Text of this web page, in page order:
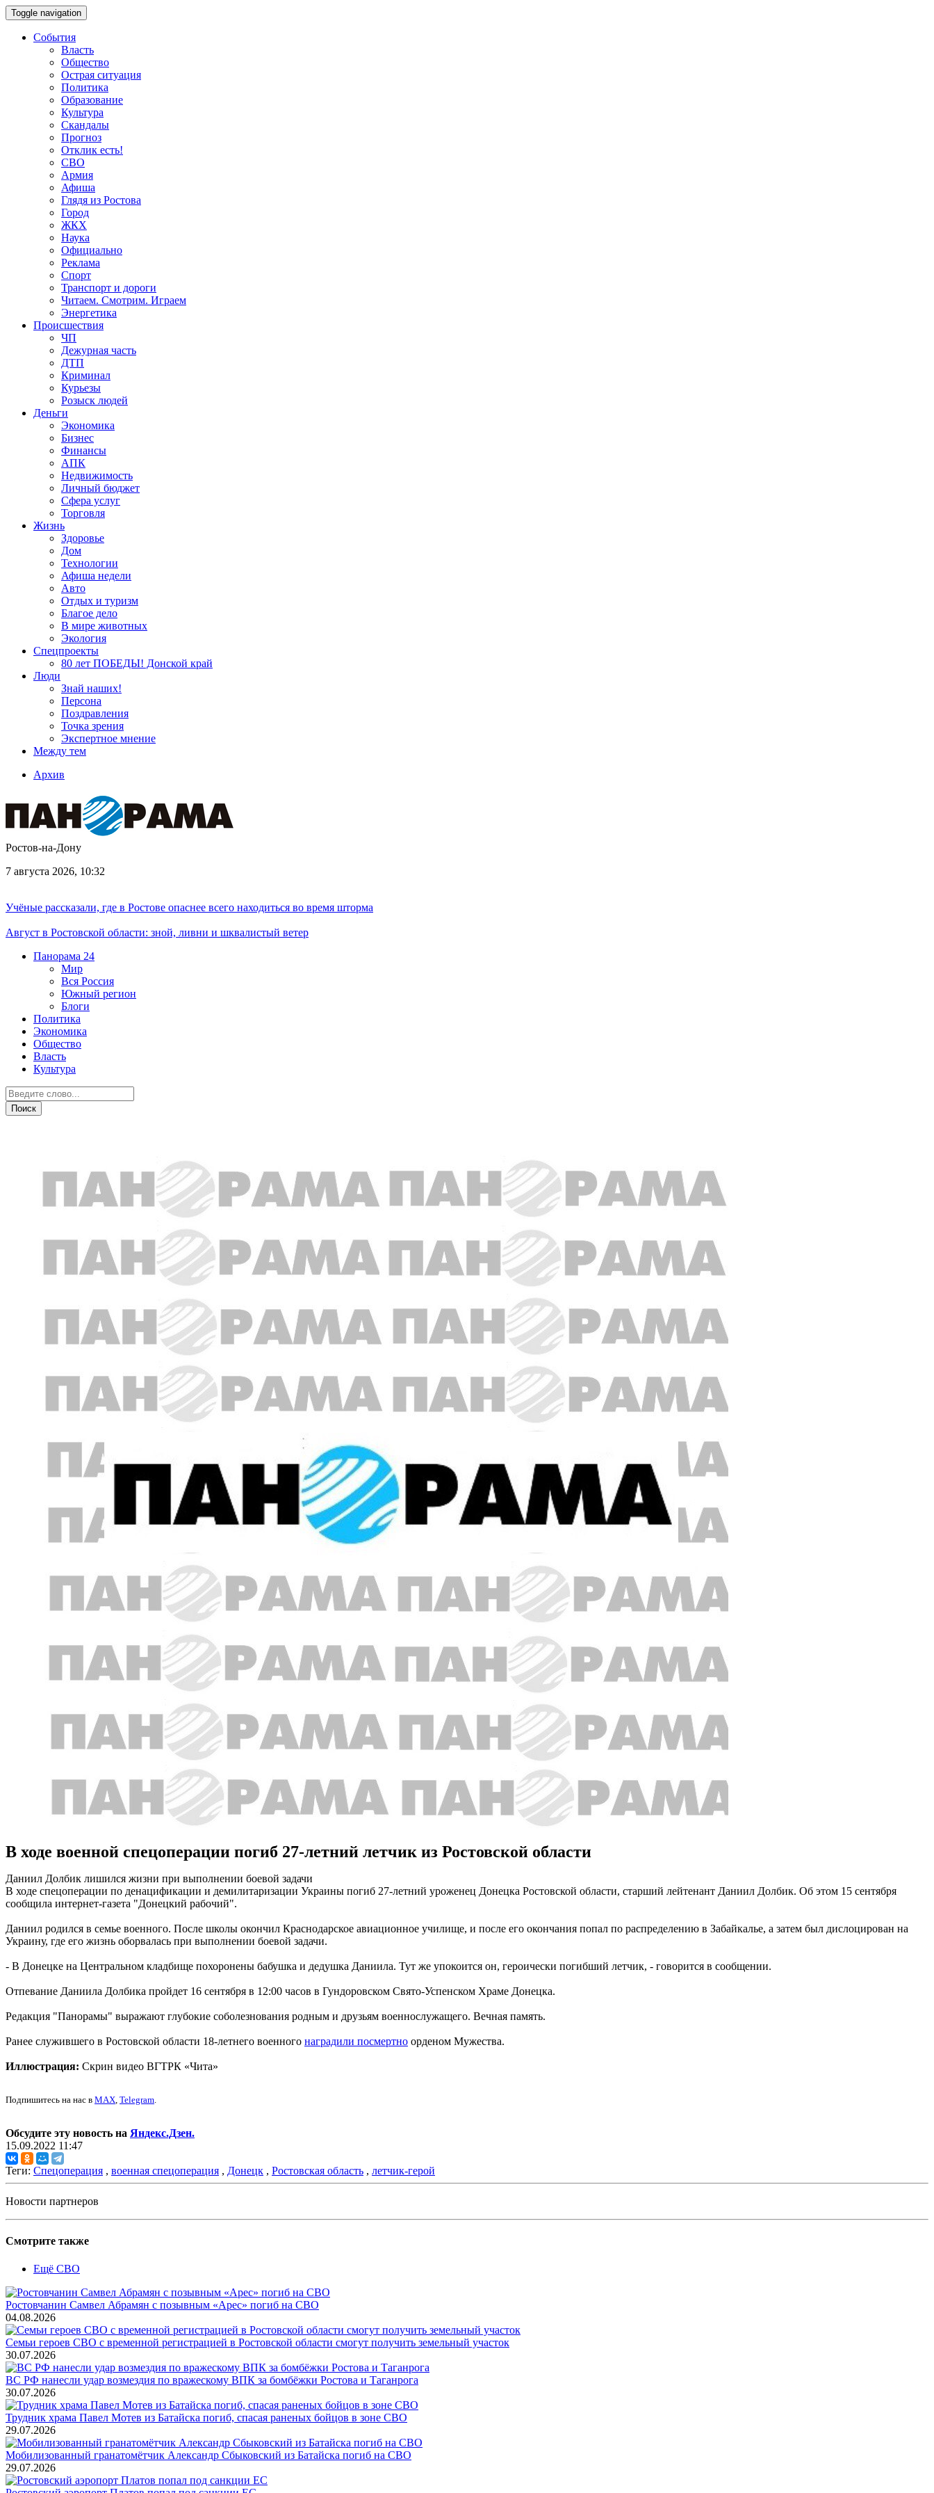
Toggle navigation
События
Власть
Общество
Острая ситуация
Политика
Образование
Культура
Скандалы
Прогноз
Отклик есть!
СВО
Армия
Афиша
Глядя из Ростова
Город
ЖКХ
Наука
Официально
Реклама
Спорт
Транспорт и дороги
Читаем. Смотрим. Играем
Энергетика
Происшествия
ЧП
Дежурная часть
ДТП
Криминал
Курьезы
Розыск людей
Деньги
Экономика
Бизнес
Финансы
АПК
Недвижимость
Личный бюджет
Сфера услуг
Торговля
Жизнь
Здоровье
Дом
Технологии
Афиша недели
Авто
Отдых и туризм
Благое дело
В мире животных
Экология
Спецпроекты
80 лет ПОБЕДЫ! Донской край
Люди
Знай наших!
Персона
Поздравления
Точка зрения
Экспертное мнение
Между тем
Архив
Ростов-на-Дону
7 августа 2026, 10:32
Учёные рассказали, где в Ростове опаснее всего находиться во время шторма
Август в Ростовской области: зной, ливни и шквалистый ветер
Панорама 24
Мир
Вся Россия
Южный регион
Блоги
Политика
Экономика
Общество
Власть
Культура
В ходе военной спецоперации погиб 27-летний летчик из Ростовской области
Даниил Долбик лишился жизни при выполнении боевой задачи
В ходе спецоперации по денацификации и демилитаризации Украины погиб 27-летний уроженец Донецка Ростовской области, старший лейтенант Даниил Долбик. Об этом 15 сентября
сообщила интернет-газета "Донецкий рабочий".
Даниил родился в семье военного. После школы окончил Краснодарское авиационное училище, и после его окончания попал по распределению в Забайкалье, а затем был дислоцирован на
Украину, где его жизнь оборвалась при выполнении боевой задачи.
- В Донецке на Центральном кладбище похоронены бабушка и дедушка Даниила. Тут же упокоится он, героически погибший летчик, - говорится в сообщении.
Отпевание Даниила Долбика пройдет 16 сентября в 12:00 часов в Гундоровском Свято-Успенском Храме Донецка.
Редакция "Панорамы" выражают глубокие соболезнования родным и друзьям военнослужащего. Вечная память.
Ранее служившего в Ростовской области 18-летнего военного наградили посмертно орденом Мужества.
Иллюстрация: Скрин видео ВГТРК «Чита»
Подпишитесь на нас в MAX, Telegram.
Обсудите эту новость на Яндекс.Дзен.
15.09.2022 11:47
Теги: Спецоперация , военная спецоперация , Донецк , Ростовская область , летчик-герой
Новости партнеров
Смотрите также
Ещё СВО
Ростовчанин Самвел Абрамян с позывным «Арес» погиб на СВО
04.08.2026
Семьи героев СВО с временной регистрацией в Ростовской области смогут получить земельный участок
30.07.2026
ВС РФ нанесли удар возмездия по вражескому ВПК за бомбёжки Ростова и Таганрога
30.07.2026
Трудник храма Павел Мотев из Батайска погиб, спасая раненых бойцов в зоне СВО
29.07.2026
Мобилизованный гранатомётчик Александр Сбыковский из Батайска погиб на СВО
29.07.2026